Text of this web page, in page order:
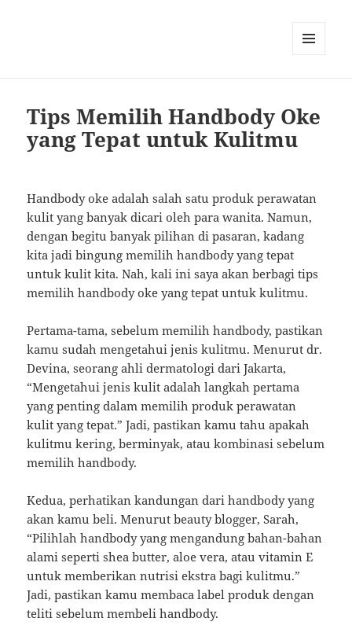
Tips Memilih Handbody Oke
yang Tepat untuk Kulitmu
Handbody oke adalah salah satu produk perawatan
kulit yang banyak dicari oleh para wanita. Namun,
dengan begitu banyak pilihan di pasaran, kadang
kita jadi bingung memilih handbody yang tepat
untuk kulit kita. Nah, kali ini saya akan berbagi tips
memilih handbody oke yang tepat untuk kulitmu.
Pertama-tama, sebelum memilih handbody, pastikan
kamu sudah mengetahui jenis kulitmu. Menurut dr.
Devina, seorang ahli dermatologi dari Jakarta,
“Mengetahui jenis kulit adalah langkah pertama
yang penting dalam memilih produk perawatan
kulit yang tepat.” Jadi, pastikan kamu tahu apakah
kulitmu kering, berminyak, atau kombinasi sebelum
memilih handbody.
Kedua, perhatikan kandungan dari handbody yang
akan kamu beli. Menurut beauty blogger, Sarah,
“Pilihlah handbody yang mengandung bahan-bahan
alami seperti shea butter, aloe vera, atau vitamin E
untuk memberikan nutrisi ekstra bagi kulitmu.”
Jadi, pastikan kamu membaca label produk dengan
teliti sebelum membeli handbody.